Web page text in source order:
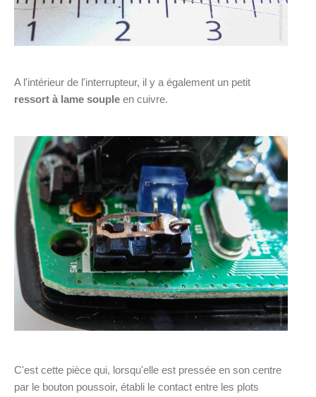
A l'intérieur de l'interrupteur, il y a également un petit
ressort à lame souple en cuivre.
C'est cette pièce qui, lorsqu'elle est pressée en son centre
par le bouton poussoir, établi le contact entre les plots